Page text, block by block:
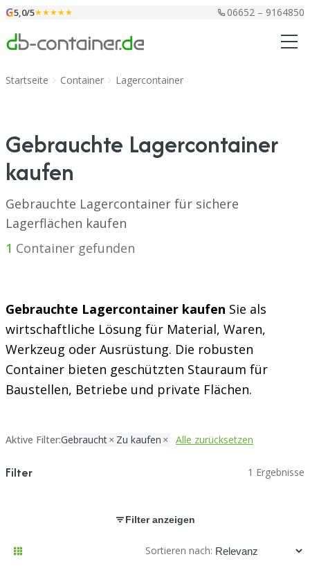
Zum Inhalt springen
G5,0/5★★★★★ 06652 – 9164850
Startseite Container Lagercontainer
Gebrauchte Lagercontainer
kaufen
Gebrauchte Lagercontainer für sichere
Lagerflächen kaufen
1 Container gefunden
Gebrauchte Lagercontainer kaufen Sie als
wirtschaftliche Lösung für Material, Waren,
Werkzeug oder Ausrüstung. Die robusten
Container bieten geschützten Stauraum für
Baustellen, Betriebe und private Flächen.
Aktive Filter:Gebraucht Zu kaufen Alle zurücksetzen
Filter 1 Ergebnisse
Filter anzeigen
Sortieren nach: